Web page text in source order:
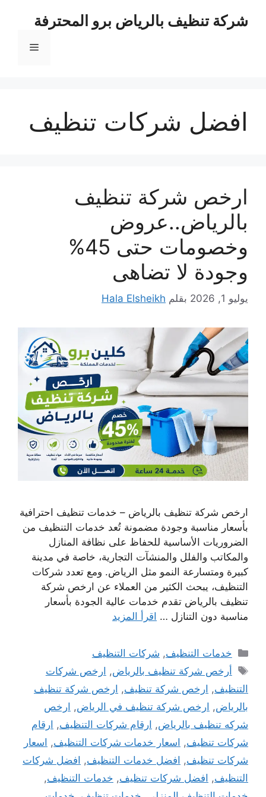
شركة تنظيف بالرياض برو المحترفة
القائمة
افضل شركات تنظيف
ارخص شركة تنظيف
بالرياض..عروض
وخصومات حتى 45%
وجودة لا تضاهى
يوليو 1, 2026 بقلم Hala Elsheikh
ارخص شركة تنظيف بالرياض – خدمات تنظيف احترافية
بأسعار مناسبة وجودة مضمونة تُعد خدمات التنظيف من
الضروريات الأساسية للحفاظ على نظافة المنازل
والمكاتب والفلل والمنشآت التجارية، خاصة في مدينة
كبيرة ومتسارعة النمو مثل الرياض. ومع تعدد شركات
التنظيف، يبحث الكثير من العملاء عن ارخص شركة
تنظيف بالرياض تقدم خدمات عالية الجودة بأسعار
مناسبة دون التنازل … اقرأ المزيد
التصنيفات
خدمات التنظيف, شركات التنظيف
الوسوم
أرخص شركة تنظيف بالرياض, ارخص شركات
التنظيف, ارخص شركة تنظيف, ارخص شركة تنظيف
بالرياض, ارخص شركة تنظيف في الرياض, ارخص
شركه تنظيف بالرياض, ارقام شركات التنظيف, ارقام
شركات تنظيف, اسعار خدمات شركات التنظيف, اسعار
شركات تنظيف, افضل خدمات التنظيف, افضل شركات
التنظيف, افضل شركات تنظيف, خدمات التنظيف,